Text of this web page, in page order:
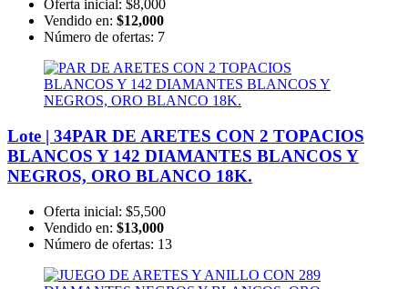
Oferta inicial: $8,000
Vendido en: $12,000
Número de ofertas: 7
Lote | 34PAR DE ARETES CON 2 TOPACIOS
BLANCOS Y 142 DIAMANTES BLANCOS Y
NEGROS, ORO BLANCO 18K.
Oferta inicial: $5,500
Vendido en: $13,000
Número de ofertas: 13